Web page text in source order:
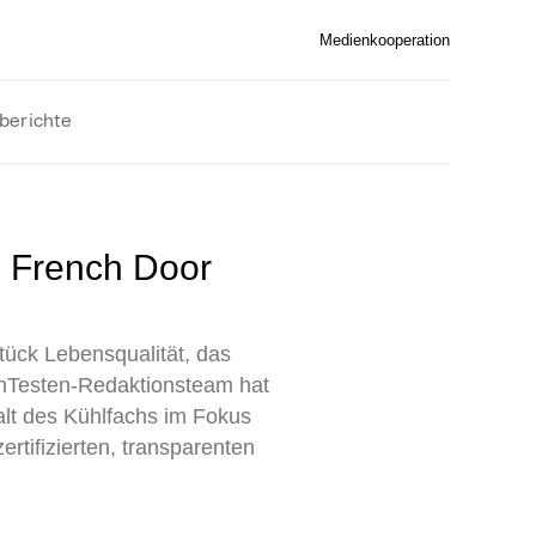
Medienkooperation
Lebensqualität, das
Redaktionsteam hat
des Kühlfachs im Fokus
transparenten